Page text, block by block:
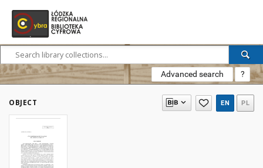
Advanced search ?
OBJECT EN PL